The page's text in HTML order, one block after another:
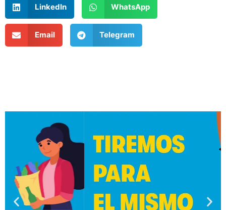
LinkedIn WhatsApp
Email Telegram